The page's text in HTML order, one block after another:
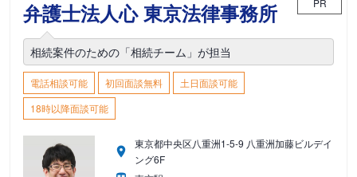
弁護士法人心 東京法律事務所 PR
相続案件のための「相続チーム」が担当
電話相談可能 初回面談無料
土日面談可能
18時以降面談可能
東京都中央区八重洲1-5-9 八重洲加藤ビルデイ
ング6F